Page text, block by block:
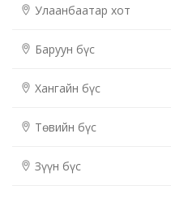
Улаанбаатар хот
Баруун бүс
Хангайн бүс
Төвийн бүс
Зүүн бүс